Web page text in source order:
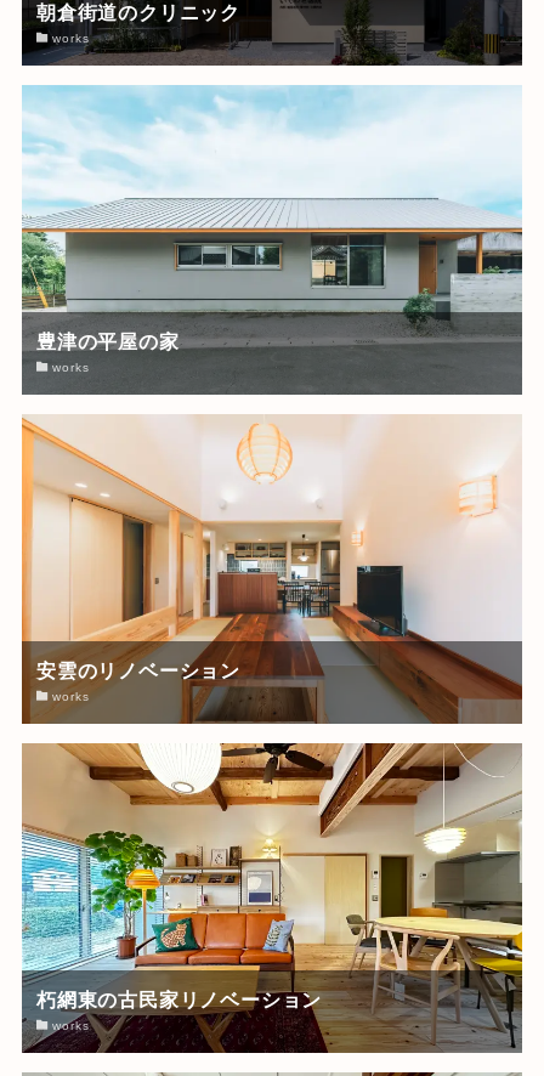
朝倉街道のクリニック
works
豊津の平屋の家
works
安雲のリノベーション
works
朽網東の古民家リノベーション
works